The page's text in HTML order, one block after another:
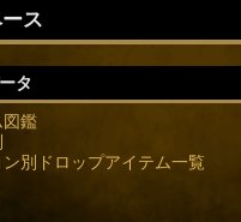
ス
タ
図鑑
ン別ドロップアイテム一覧